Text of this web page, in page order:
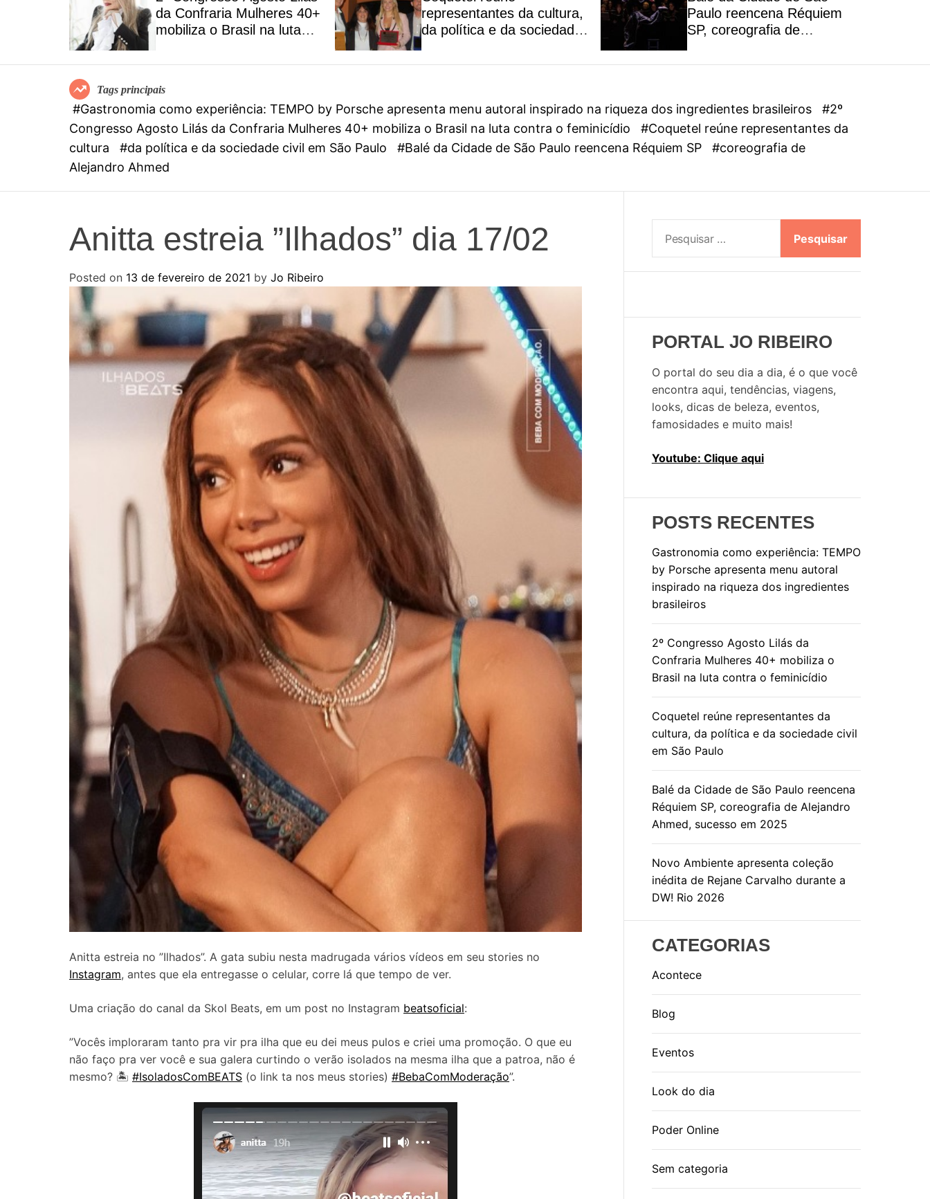
l
o
o
da Confraria Mulheres 40+
mobiliza o Brasil na luta
representantes da cultura,
da política e da sociedade
civil em São Paulo
Paulo reencena Réquiem
SP, coreografia de
em 2025
Tags principais
#Gastronomia como experiência: TEMPO by Porsche apresenta menu autoral inspirado na riqueza dos ingredientes brasileiros
#2º
Congresso Agosto Lilás da Confraria Mulheres 40+ mobiliza o Brasil na luta contra o feminicídio
#Coquetel reúne representantes da
cultura
#da política e da sociedade civil em São Paulo #Balé da Cidade de São Paulo reencena Réquiem SP
#coreografia de
Alejandro Ahmed
Anitta estreia ”Ilhados” dia 17/02
Posted on 13 de fevereiro de 2021 by Jo Ribeiro
Anitta estreia no ”Ilhados”. A gata subiu nesta madrugada vários vídeos em seu stories no
Instagram, antes que ela entregasse o celular, corre lá que tempo de ver.
Uma criação do canal da Skol Beats, em um post no Instagram beatsoficial:
”Vocês imploraram tanto pra vir pra ilha que eu dei meus pulos e criei uma promoção. O que eu
não faço pra ver você e sua galera curtindo o verão isolados na mesma ilha que a patroa, não é
mesmo? 🏝 #IsoladosComBEATS (o link ta nos meus stories) #BebaComModeração”.
s
i
a
r
o
r
PORTAL JO RIBEIRO
O portal do seu dia a dia, é o que você
encontra aqui, tendências, viagens,
looks, dicas de beleza, eventos,
famosidades e muito mais!
Youtube: Clique aqui
POSTS RECENTES
Gastronomia como experiência: TEMPO
by Porsche apresenta menu autoral
inspirado na riqueza dos ingredientes
brasileiros
2º Congresso Agosto Lilás da
Confraria Mulheres 40+ mobiliza o
Brasil na luta contra o feminicídio
Coquetel reúne representantes da
cultura, da política e da sociedade civil
em São Paulo
Balé da Cidade de São Paulo reencena
Réquiem SP, coreografia de Alejandro
Ahmed, sucesso em 2025
Novo Ambiente apresenta coleção
inédita de Rejane Carvalho durante a
DW! Rio 2026
CATEGORIAS
Acontece
Blog
Eventos
Look do dia
Poder Online
Sem categoria